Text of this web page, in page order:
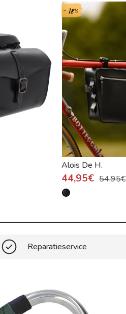
- 18%
Alois De H.
44,95€ 54,95€
Reparatieservice